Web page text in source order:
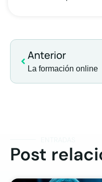
Anterior
La formación online
Post